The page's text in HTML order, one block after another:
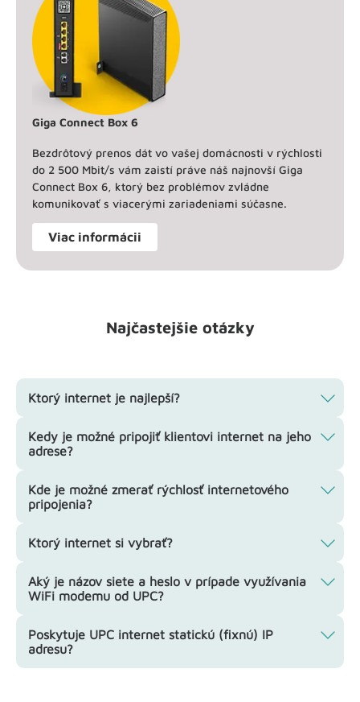
Giga Connect Box 6
Bezdrôtový prenos dát vo vašej domácnosti v rýchlosti
do 2 500 Mbit/s vám zaistí práve náš najnovší Giga
Connect Box 6, ktorý bez problémov zvládne
komunikovať s viacerými zariadeniami súčasne.
Viac informácii
Najčastejšie otázky
Ktorý internet je najlepší?
Kedy je možné pripojiť klientovi internet na jeho
adrese?
Kde je možné zmerať rýchlosť internetového
pripojenia?
Ktorý internet si vybrať?
Aký je názov siete a heslo v prípade využívania
WiFi modemu od UPC?
Poskytuje UPC internet statickú (fixnú) IP
adresu?